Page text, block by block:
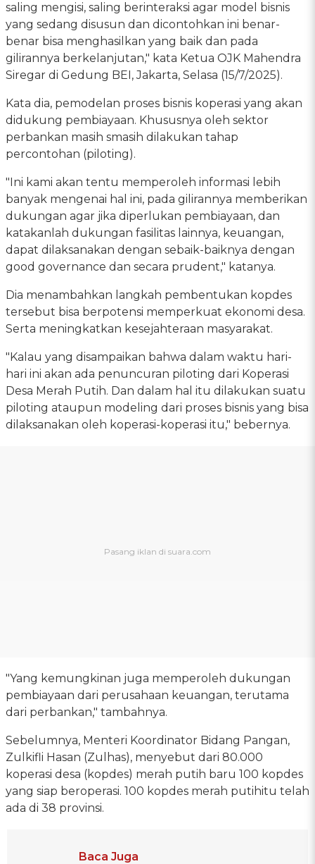
saling mengisi, saling berinteraksi agar model bisnis
yang sedang disusun dan dicontohkan ini benar-
benar bisa menghasilkan yang baik dan pada
gilirannya berkelanjutan," kata Ketua OJK Mahendra
Siregar di Gedung BEI, Jakarta, Selasa (15/7/2025).
Kata dia, pemodelan proses bisnis koperasi yang akan
didukung pembiayaan. Khususnya oleh sektor
perbankan masih smasih dilakukan tahap
percontohan (piloting).
"Ini kami akan tentu memperoleh informasi lebih
banyak mengenai hal ini, pada gilirannya memberikan
dukungan agar jika diperlukan pembiayaan, dan
katakanlah dukungan fasilitas lainnya, keuangan,
dapat dilaksanakan dengan sebaik-baiknya dengan
good governance dan secara prudent," katanya.
Dia menambahkan langkah pembentukan kopdes
tersebut bisa berpotensi memperkuat ekonomi desa.
Serta meningkatkan kesejahteraan masyarakat.
"Kalau yang disampaikan bahwa dalam waktu hari-
hari ini akan ada penuncuran piloting dari Koperasi
Desa Merah Putih. Dan dalam hal itu dilakukan suatu
piloting ataupun modeling dari proses bisnis yang bisa
dilaksanakan oleh koperasi-koperasi itu," bebernya.
"Yang kemungkinan juga memperoleh dukungan
pembiayaan dari perusahaan keuangan, terutama
dari perbankan," tambahnya.
Sebelumnya, Menteri Koordinator Bidang Pangan,
Zulkifli Hasan (Zulhas), menyebut dari 80.000
koperasi desa (kopdes) merah putih baru 100 kopdes
yang siap beroperasi. 100 kopdes merah putihitu telah
ada di 38 provinsi.
Baca Juga